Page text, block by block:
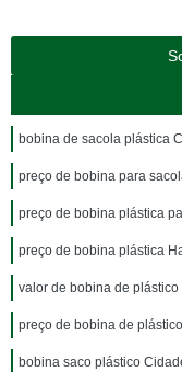
bobina de sacola plástica
preço de bobina para
preço de bobina plástica
preço de bobina plástica
valor de bobina de plástico
preço de bobina de
bobina saco plástico